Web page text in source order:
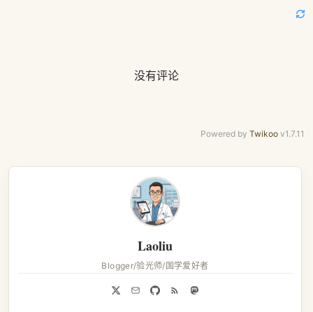
没有评论
Powered by Twikoo v1.7.11
Laoliu
Blogger/验光师/国学爱好者